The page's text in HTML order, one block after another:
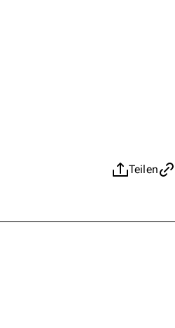
Teilen